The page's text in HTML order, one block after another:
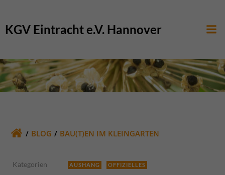
springen
KGV Eintracht e.V. Hannover
BLOG BAU(T)EN IM KLEINGARTEN
Kategorien AUSHANG OFFIZIELLES